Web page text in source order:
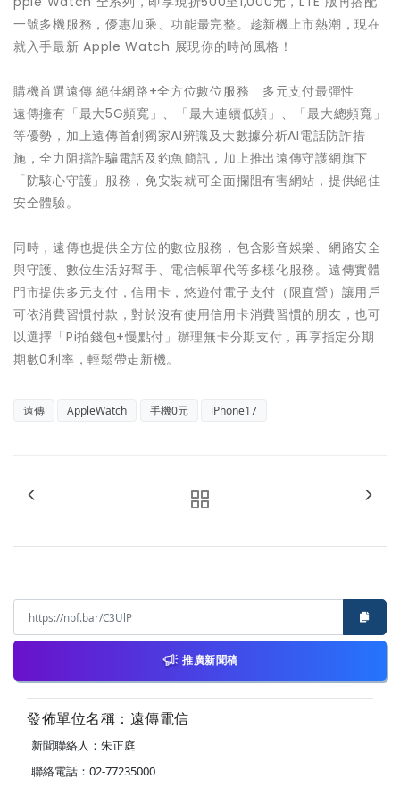
一號多機服務，優惠加乘、功能最完整。趁新機上市熱潮，現在
就入手最新 Apple Watch 展現你的時尚風格！
購機首選遠傳 絕佳網路+全方位數位服務 多元支付最彈性
遠傳擁有「最大5G頻寬」、「最大連續低頻」、「最大總頻寬」
等優勢，加上遠傳首創獨家AI辨識及大數據分析AI電話防詐措
施，全力阻擋詐騙電話及釣魚簡訊，加上推出遠傳守護網旗下
「防駭心守護」服務，免安裝就可全面攔阻有害網站，提供絕佳
安全體驗。
同時，遠傳也提供全方位的數位服務，包含影音娛樂、網路安全
與守護、數位生活好幫手、電信帳單代等多樣化服務。遠傳實體
門市提供多元支付，信用卡，悠遊付電子支付（限直營）讓用戶
可依消費習慣付款，對於沒有使用信用卡消費習慣的朋友，也可
以選擇「Pi拍錢包+慢點付」辦理無卡分期支付，再享指定分期
期數0利率，輕鬆帶走新機。
遠傳 AppleWatch 手機0元 iPhone17
推廣新聞稿
發佈單位名稱：遠傳電信
新聞聯絡人：朱正庭
聯絡電話：02-77235000